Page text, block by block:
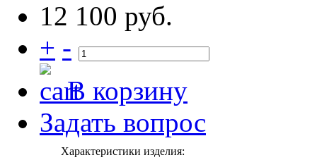
12 100 руб.
+ -
В корзину
Задать вопрос
Характеристики изделия: